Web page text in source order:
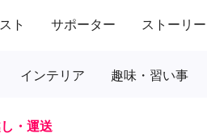
ト サポーター ストーリー
インテリア 趣味・習い事
・運送